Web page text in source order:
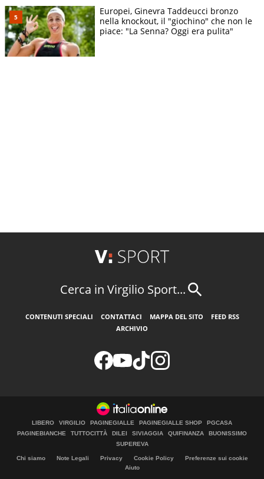
Europei, Ginevra Taddeucci bronzo
nella knockout, il "giochino" che non le
piace: "La Senna? Oggi era pulita"
Cerca in Virgilio Sport...
CONTENUTI SPECIALI CONTATTACI MAPPA DEL SITO
FEED RSS
ARCHIVIO
LIBERO VIRGILIO PAGINEGIALLE PAGINEGIALLE SHOP
PGCASA
PAGINEBIANCHE
TUTTOCITTÀ DILEI SIVIAGGIA QUIFINANZA
BUONISSIMO
SUPEREVA
Chi siamo Note Legali Privacy Cookie Policy
Preferenze sui cookie
Aiuto